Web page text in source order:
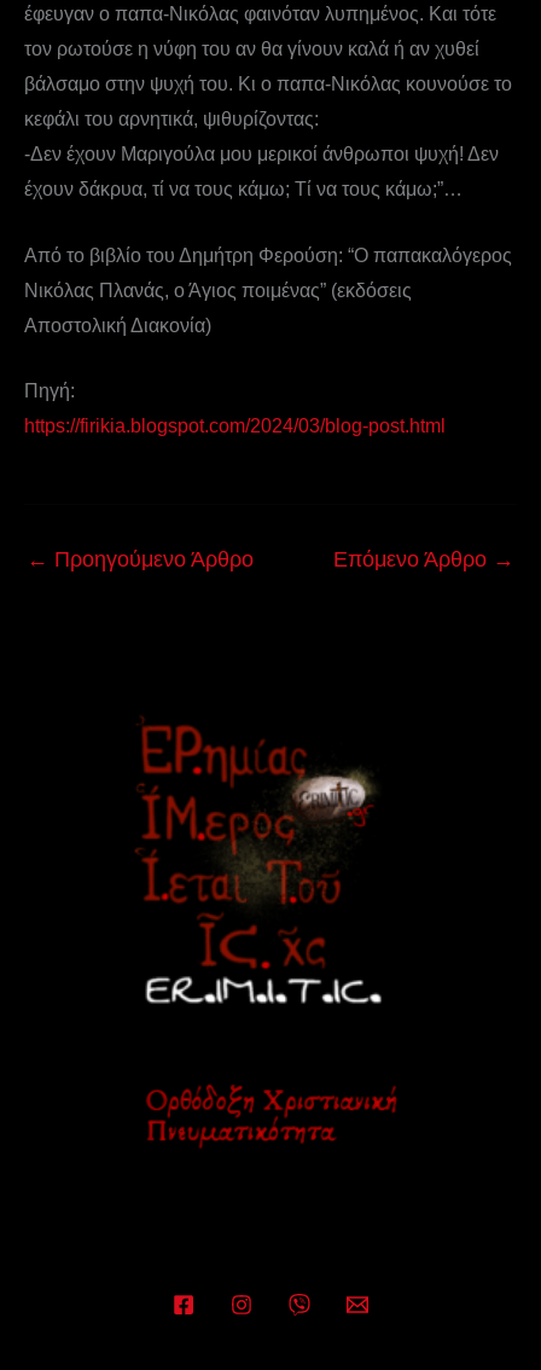
έφευγαν ο παπα-Νικόλας φαινόταν λυπημένος. Και τότε
τον ρωτούσε η νύφη του αν θα γίνουν καλά ή αν χυθεί
βάλσαμο στην ψυχή του. Κι ο παπα-Νικόλας κουνούσε το
κεφάλι του αρνητικά, ψιθυρίζοντας:
-Δεν έχουν Μαριγούλα μου μερικοί άνθρωποι ψυχή! Δεν
έχουν δάκρυα, τί να τους κάμω; Τί να τους κάμω;”…
Από το βιβλίο του Δημήτρη Φερούση: “Ο παπακαλόγερος
Νικόλας Πλανάς, ο Άγιος ποιμένας” (εκδόσεις
Αποστολική Διακονία)
Πηγή:
https://firikia.blogspot.com/2024/03/blog-post.html
← Προηγούμενο Άρθρο Επόμενο Άρθρο →